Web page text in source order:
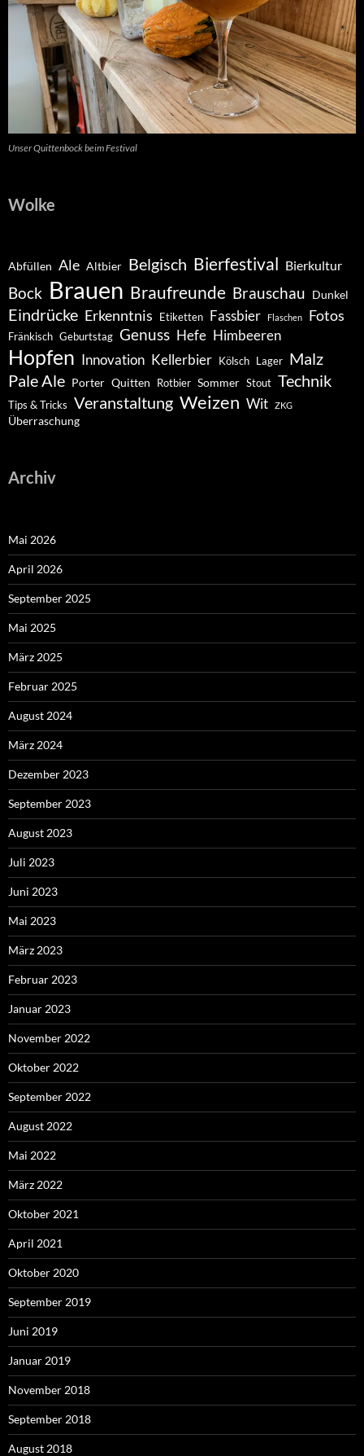
Unser Quittenbock beim Festival
Wolke
Abfüllen Ale Altbier Belgisch Bierfestival Bierkultur
Bock Brauen Braufreunde Brauschau Dunkel
Eindrücke Erkenntnis Etiketten Fassbier Flaschen Fotos
Fränkisch Geburtstag Genuss Hefe Himbeeren
Hopfen Innovation Kellerbier Kölsch Lager Malz
Pale Ale Porter Quitten Rotbier Sommer Stout Technik
Tips & Tricks Veranstaltung Weizen Wit ZKG
Überraschung
Archiv
Mai 2026
April 2026
September 2025
Mai 2025
März 2025
Februar 2025
August 2024
März 2024
Dezember 2023
September 2023
August 2023
Juli 2023
Juni 2023
Mai 2023
März 2023
Februar 2023
Januar 2023
November 2022
Oktober 2022
September 2022
August 2022
Mai 2022
März 2022
Oktober 2021
April 2021
Oktober 2020
September 2019
Juni 2019
Januar 2019
November 2018
September 2018
August 2018